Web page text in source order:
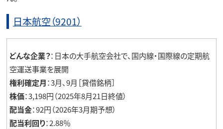
日本航空（9201）
どんな企業？：日本の大手航空会社で、国内線・国際線の定期航
空運送事業を展開
権利確定月：3月、9月［貸借銘柄］
株価：3,198円（2025年8月21日終値）
配当金：92円（2026年3月期予想）
配当利回り：2.88％